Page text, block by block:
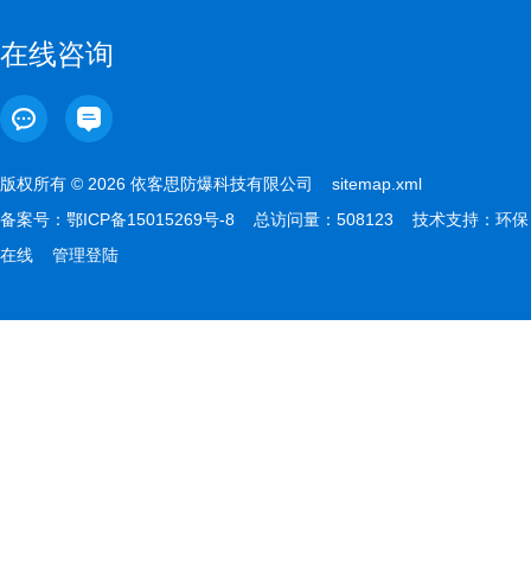
在线咨询
版权所有 © 2026 依客思防爆科技有限公司 sitemap.xml
备案号： 鄂ICP备15015269号-8 总访问量：508123 技术支持： 环保
在线
管理登陆